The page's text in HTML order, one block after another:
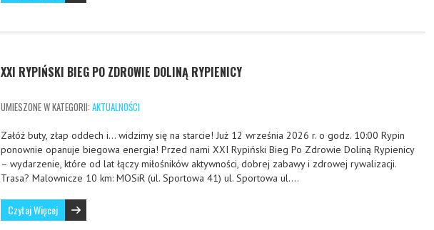
XXI RYPIŃSKI BIEG PO ZDROWIE DOLINĄ RYPIENICY
UMIESZONE W KATEGORII: AKTUALNOŚCI
Załóż buty, złap oddech i… widzimy się na starcie! Już 12 września 2026 r. o godz. 10:00 Rypin
ponownie opanuje biegowa energia! Przed nami XXI Rypiński Bieg Po Zdrowie Doliną Rypienicy
– wydarzenie, które od lat łączy miłośników aktywności, dobrej zabawy i zdrowej rywalizacji.
Trasa? Malownicze 10 km: MOSiR (ul. Sportowa 41) ul. Sportowa ul….
Czytaj Więcej